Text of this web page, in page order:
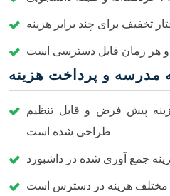
تخفیف برای چند برابر هزینه
مدرسه و پرداخت هزینه
پیش فرض و قابل تنظیم
طراحی شده است
جمع آوری شده در داشبورد
مختلف هزینه در دسترس است